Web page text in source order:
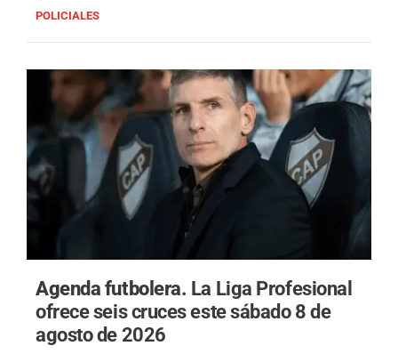
POLICIALES
Agenda futbolera. La Liga Profesional
ofrece seis cruces este sábado 8 de
agosto de 2026